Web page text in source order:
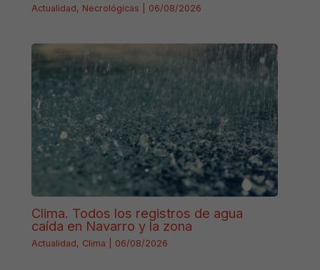
Actualidad, Necrológicas 06/08/2026
Clima. Todos los registros de agua
caída en Navarro y la zona
Actualidad, Clima 06/08/2026